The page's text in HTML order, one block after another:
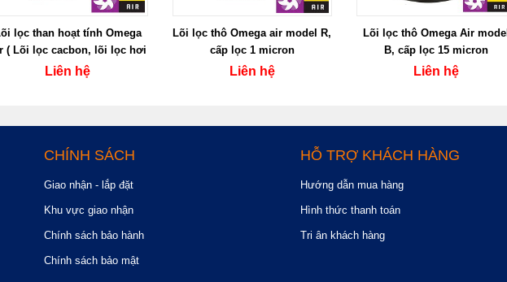
lọc than hoạt tính Omega
( Lõi lọc cacbon, lõi lọc hơi
dầu)
Liên hệ
Lõi lọc thô Omega air model R,
cấp lọc 1 micron
Liên hệ
Lõi lọc thô Omega Air model
B, cấp lọc 15 micron
Liên hệ
CHÍNH SÁCH
Giao nhận - lắp đặt
Khu vực giao nhận
Chính sách bảo hành
Chính sách bảo mật
HỖ TRỢ KHÁCH HÀNG
Hướng dẫn mua hàng
Hình thức thanh toán
Tri ân khách hàng